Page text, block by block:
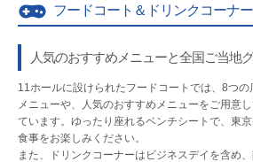
フードコート＆ドリンクコーナー
人気のおすすめメニューと全国ご当地
11ホールに設けられたフードコートでは、8つ
メニューや、人気のおすすめメニューをご用意
ています。ゆったり座れるベンチシートで、東
食事をお楽しみください。
また、ドリンクコーナーはビジネスデイを含め